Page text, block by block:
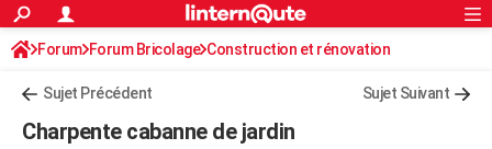
ACTUALITÉS
Politique
Société
Faits Divers
Education
Monde
Villes
+ Rechercher
S'inscrire
Connexion
Forum Forum Bricolage Construction et rénovation
Charpente, toiture, combles
Sujet Précédent Sujet Suivant
Charpente cabanne de jardin